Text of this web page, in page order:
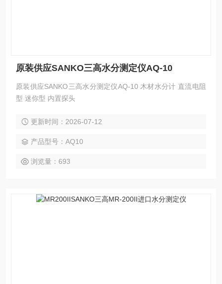
原装供应SANKO三高水分测定仪AQ-10
原装供应SANKO三高水分测定仪AQ-10 木材水分计 直流电阻
型 迷你型 内置探头
更新时间：2026-07-12
产品型号：AQ10
浏览量：693